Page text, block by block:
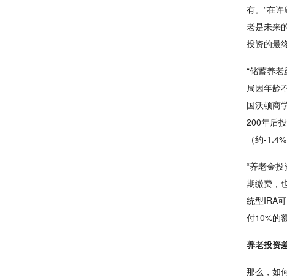
有。”在
老是未来
投资的最
“储蓄养
局因年龄
国沃顿商
200年后
（约-
“养老金
期缴费，
统型IRA
付10%的
养老投资
那么，如